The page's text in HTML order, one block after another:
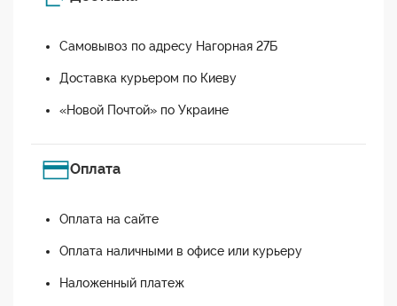
Самовывоз по адресу Нагорная 27Б
Доставка курьером по Киеву
«Новой Почтой» по Украине
Оплата
Оплата на сайте
Оплата наличными в офисе или курьеру
Наложенный платеж